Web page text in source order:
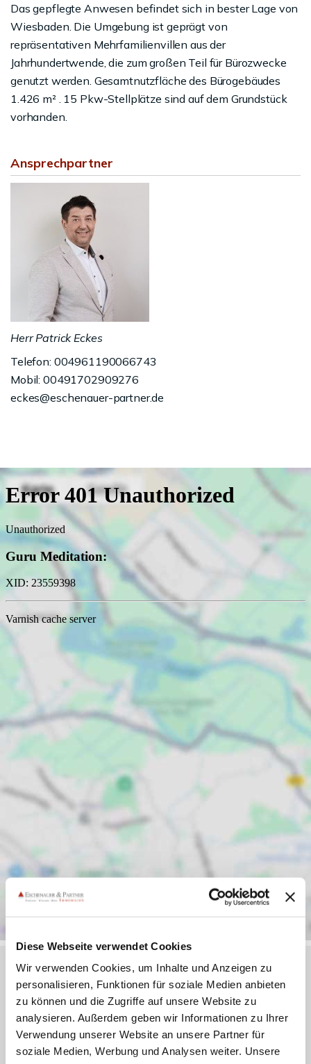
Diese Webseite verwendet Cookies
Wir verwenden Cookies, um Inhalte und Anzeigen zu
personalisieren, Funktionen für soziale Medien anbieten
zu können und die Zugriffe auf unsere Website zu
analysieren. Außerdem geben wir Informationen zu Ihrer
Verwendung unserer Website an unsere Partner für
soziale Medien, Werbung und Analysen weiter. Unsere
Das gepflegte Anwesen befindet sich in bester Lage von
Wiesbaden. Die Umgebung ist geprägt von
repräsentativen Mehrfamilienvillen aus der
Jahrhundertwende, die zum großen Teil für Bürozwecke
genutzt werden. Gesamtnutzfläche des Bürogebäudes
1.426 m² . 15 Pkw-Stellplätze sind auf dem Grundstück
vorhanden.
Ansprechpartner
Herr Patrick Eckes
Telefon: 004961190066743
Mobil: 00491702909276
eckes@eschenauer-partner.de
Objektanfrage
Sie haben noch Fragen zu dem Angebot oder wollen
einen Besichtigungstermin vereinbaren, dann füllen Sie